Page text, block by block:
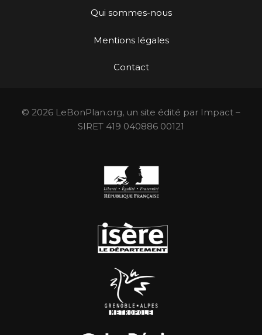
Qui sommes-nous
Mentions légales
Contact
© 2026 LeBonPlan.org, un site édité par Impact –
SIRET 419 040886 00121